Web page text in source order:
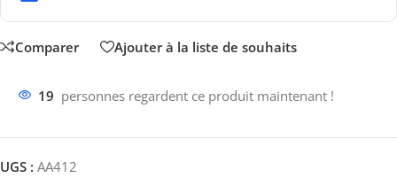
Comparer Ajouter à la liste de souhaits
19 personnes regardent ce produit maintenant !
UGS : AA412